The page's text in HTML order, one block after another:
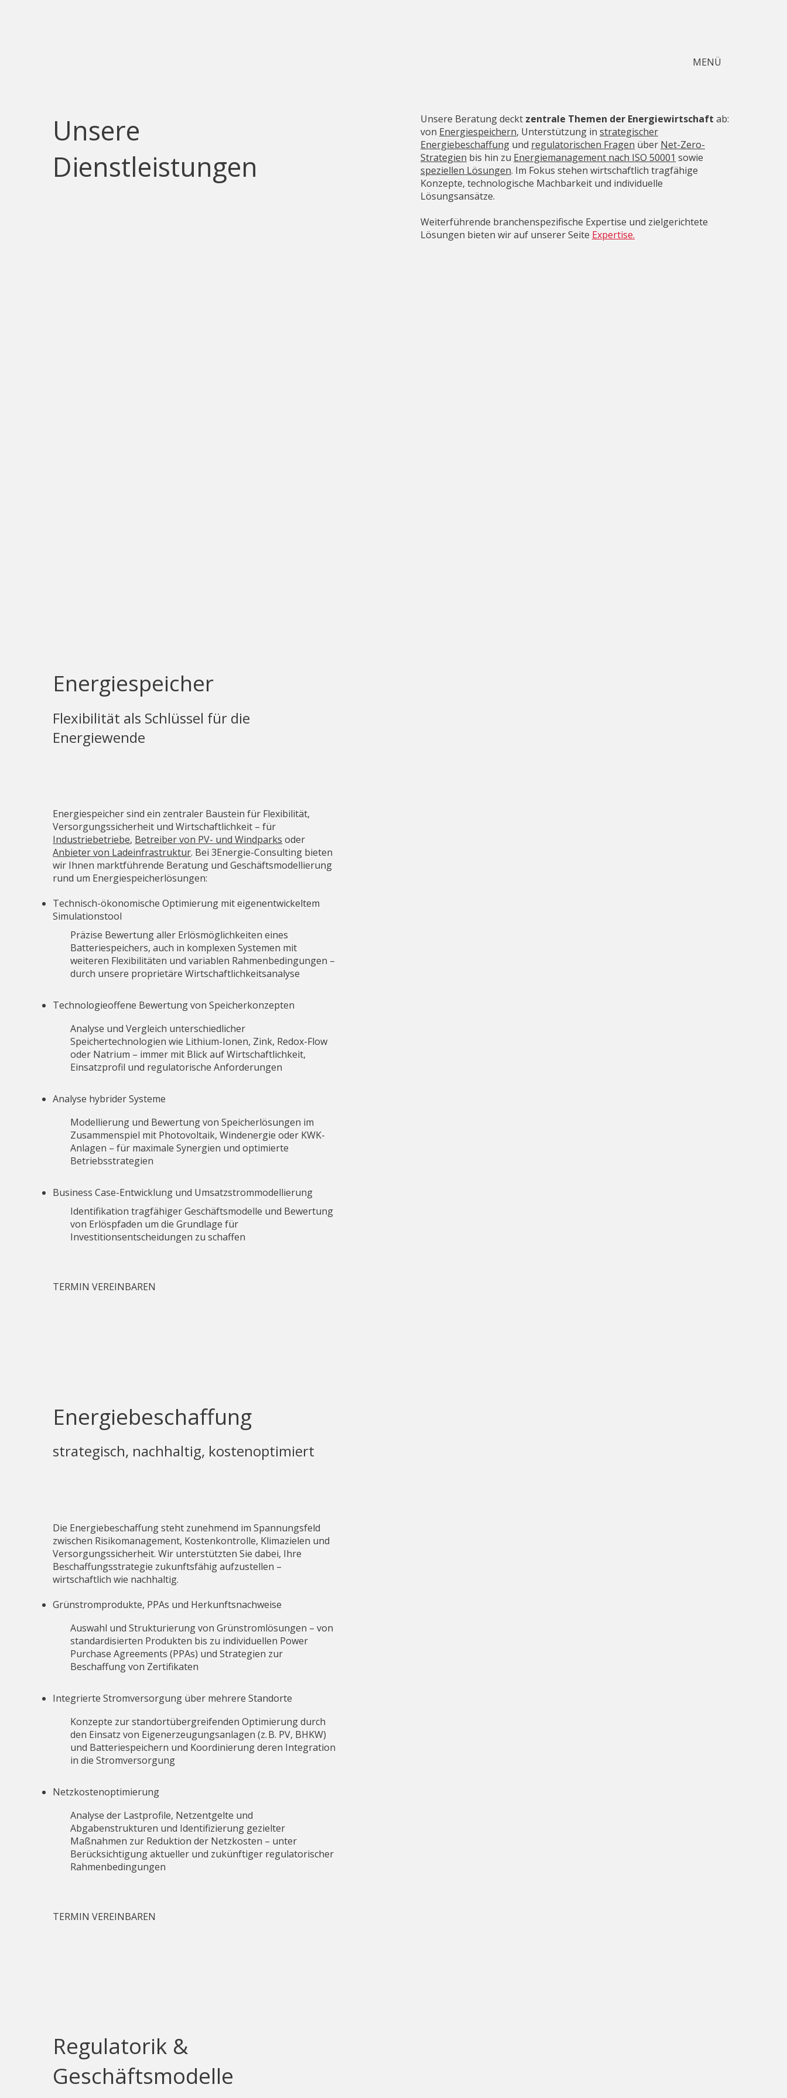
MENÜ
Unsere
Dienstleistungen
Unsere Beratung deckt zentrale Themen der Energiewirtschaft ab:
von Energiespeichern, Unterstützung in strategischer
Energiebeschaffungund regulatorischen Fragen über Net-Zero-
Strategien bis hin zu Energiemanagement nach ISO 50001 sowie
speziellen Lösungen. Im Fokus stehen wirtschaftlich tragfähige
Konzepte, technologische Machbarkeit und individuelle
Lösungsansätze.
Weiterführende branchenspezifische Expertise und zielgerichtete
Lösungen bieten wir auf unsererSeite Expertise.
Energiespeicher
Flexibilität als Schlüssel für die
Energiewende
Energiespeicher sind ein zentraler Baustein für Flexibilität,
Versorgungssicherheit und Wirtschaftlichkeit – für
Industriebetriebe, Betreiber von PV- und Windparks oder
Anbieter von Ladeinfrastruktur. Bei 3Energie-Consulting bieten
wir Ihnen marktführende Beratung und Geschäftsmodellierung
rund um Energiespeicherlösungen:
Technisch-ökonomische Optimierung mit eigenentwickeltem
Simulationstool
Präzise Bewertung aller Erlösmöglichkeiten eines
Batteriespeichers, auch in komplexen Systemen mit
weiteren Flexibilitäten und variablen Rahmenbedingungen –
durch unsere proprietäre Wirtschaftlichkeitsanalyse​
Technologieoffene Bewertung von Speicherkonzepten
Analyse und Vergleich unterschiedlicher
Speichertechnologien wie Lithium-Ionen, Zink, Redox-Flow
oder Natrium – immer mit Blick auf Wirtschaftlichkeit,
Einsatzprofil und regulatorische Anforderungen
Analyse hybrider Systeme
Modellierung und Bewertung von Speicherlösungen im
Zusammenspiel mit Photovoltaik, Windenergie oder KWK-
Anlagen – für maximale Synergien und optimierte
Betriebsstrategien
Business Case-Entwicklung und Umsatzstrommodellierung
Identifikation tragfähiger Geschäftsmodelle und Bewertung
von Erlöspfaden um die Grundlage für
Investitionsentscheidungen zu schaffen
TERMIN VEREINBAREN
Energiebeschaffung
strategisch, nachhaltig, kostenoptimiert
Die Energiebeschaffung steht zunehmend im Spannungsfeld
zwischen Risikomanagement, Kostenkontrolle, Klimazielen und
Versorgungssicherheit. Wir unterstützten Sie dabei, Ihre
Beschaffungsstrategie zukunftsfähig aufzustellen –
wirtschaftlich wie nachhaltig.
Grünstromprodukte, PPAs und Herkunftsnachweise
Auswahl und Strukturierung von Grünstromlösungen – von
standardisierten Produkten bis zu individuellen Power
Purchase Agreements (PPAs) und Strategien zur
Beschaffung von Zertifikaten
Integrierte Stromversorgung über mehrere Standorte
Konzepte zur standortübergreifenden Optimierung durch
den Einsatz von Eigenerzeugungsanlagen (z. B. PV, BHKW)
und Batteriespeichern und Koordinierung deren Integration
in die Stromversorgung
Netzkostenoptimierung
Analyse der Lastprofile, Netzentgelte und
Abgabenstrukturen und Identifizierung gezielter
Maßnahmen zur Reduktion der Netzkosten – unter
Berücksichtigung aktueller und zukünftiger regulatorischer
Rahmenbedingungen
TERMIN VEREINBAREN
Regulatorik &
Geschäftsmodelle